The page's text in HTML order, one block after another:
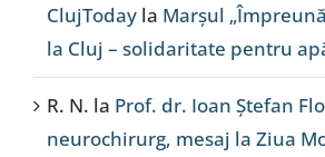
ClujToday la Marșul
la Cluj – solidaritate pentru
R. N. la Prof. dr. Ioan Ștefan
neurochirurg, mesaj la Ziua